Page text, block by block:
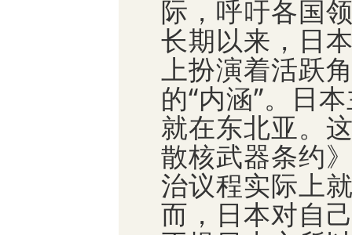
际，呼吁各国
长期以来，日
上扮演着活跃
的“内涵”。日
就在东北亚。
散核武器条约
治议程实际上
而，日本对自